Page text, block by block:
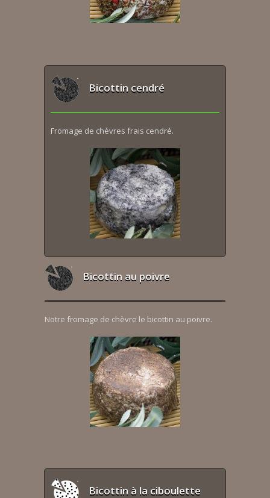
Bicottin cendré
Fromage de chèvres frais cendré.
Bicottin au poivre
Notre fromage de chèvre le bicottin au poivre.
Bicottin à la ciboulette